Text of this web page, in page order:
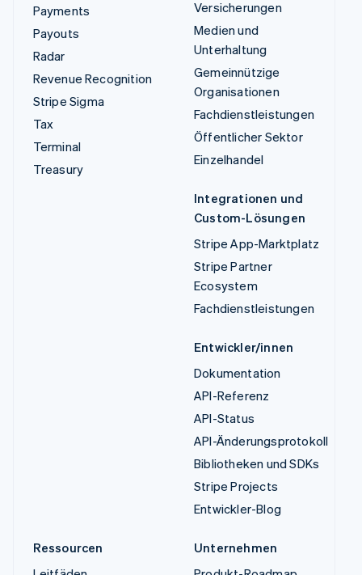
Payments
Payouts
Radar
Revenue Recognition
Stripe Sigma
Tax
Terminal
Treasury
Versicherungen
Medien und
Unterhaltung
Gemeinnützige
Organisationen
Fachdienstleistungen
Öffentlicher Sektor
Einzelhandel
Integrationen und
Custom-Lösungen
Stripe App-Marktplatz
Stripe Partner
Ecosystem
Fachdienstleistungen
Entwickler/innen
Dokumentation
API-Referenz
API-Status
API-Änderungsprotokoll
Bibliotheken und SDKs
Stripe Projects
Entwickler-Blog
Ressourcen
Unternehmen